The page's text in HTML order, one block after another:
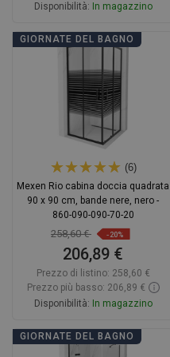
Disponibilità: In magazzino
Aggiungi al carrello
GIORNATE DEL BAGNO
(6)
Mexen Rio cabina doccia quadrata
90 x 90 cm, bande nere, nero -
860-090-090-70-20
258,60 € -20%
206,89 €
Prezzo di listino: 258,60 €
Prezzo più basso: 206,89 €
Disponibilità: In magazzino
Aggiungi al carrello
GIORNATE DEL BAGNO